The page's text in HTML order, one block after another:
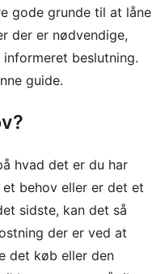
gode grunde til at låne
der er nødvendige,
beslutning.
guide.
hvad det er du har
behov eller er det et
sidste, kan det så
der er ved at
det køb eller den